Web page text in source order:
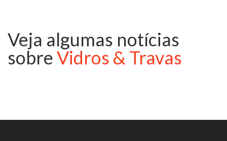
Veja algumas notícias
sobreVidros & Travas